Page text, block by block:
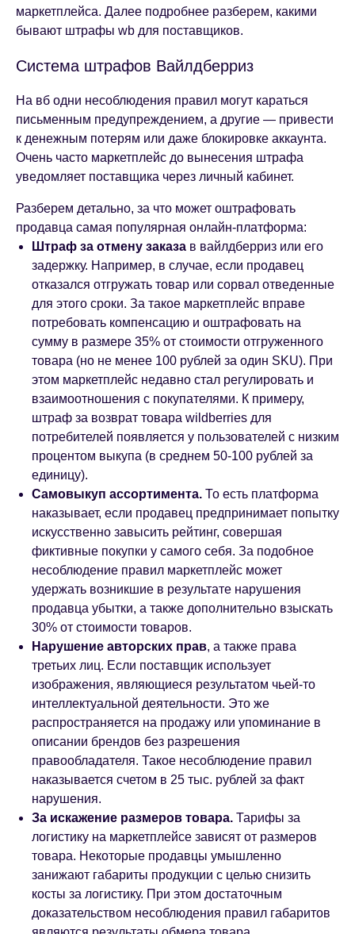
маркетплейса. Далее подробнее разберем, какими
бывают штрафы wb для поставщиков.
Система штрафов Вайлдберриз
На вб одни несоблюдения правил могут караться
письменным предупреждением, а другие — привести
к денежным потерям или даже блокировке аккаунта.
Очень часто маркетплейс до вынесения штрафа
уведомляет поставщика через личный кабинет.
Разберем детально, за что может оштрафовать
продавца самая популярная онлайн-платформа:
Штраф за отмену заказа в вайлдберриз или его
задержку. Например, в случае, если продавец
отказался отгружать товар или сорвал отведенные
для этого сроки. За такое маркетплейс вправе
потребовать компенсацию и оштрафовать на
сумму в размере 35% от стоимости отгруженного
товара (но не менее 100 рублей за один SKU). При
этом маркетплейс недавно стал регулировать и
взаимоотношения с покупателями. К примеру,
штраф за возврат товара wildberries для
потребителей появляется у пользователей с низким
процентом выкупа (в среднем 50-100 рублей за
единицу).
Самовыкуп ассортимента. То есть платформа
наказывает, если продавец предпринимает попытку
искусственно завысить рейтинг, совершая
фиктивные покупки у самого себя. За подобное
несоблюдение правил маркетплейс может
удержать возникшие в результате нарушения
продавца убытки, а также дополнительно взыскать
30% от стоимости товаров.
Нарушение авторских прав, а также права
третьих лиц. Если поставщик использует
изображения, являющиеся результатом чьей-то
интеллектуальной деятельности. Это же
распространяется на продажу или упоминание в
описании брендов без разрешения
правообладателя. Такое несоблюдение правил
наказывается счетом в 25 тыс. рублей за факт
нарушения.
За искажение размеров товара. Тарифы за
логистику на маркетплейсе зависят от размеров
товара. Некоторые продавцы умышленно
занижают габариты продукции с целью снизить
косты за логистику. При этом достаточным
доказательством несоблюдения правил габаритов